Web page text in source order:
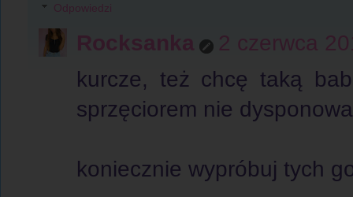
Odpowiedzi
Rocksanka
2 czerwca
kurcze, też chcę taką
sprzęciorem nie
koniecznie wypróbuj tych